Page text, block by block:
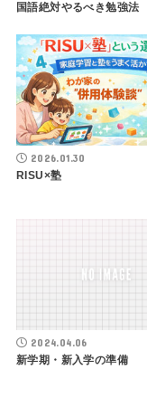
国語絶対やるべき勉強法
2026.01.30
RISU×塾
2024.04.06
新学期・新入学の準備